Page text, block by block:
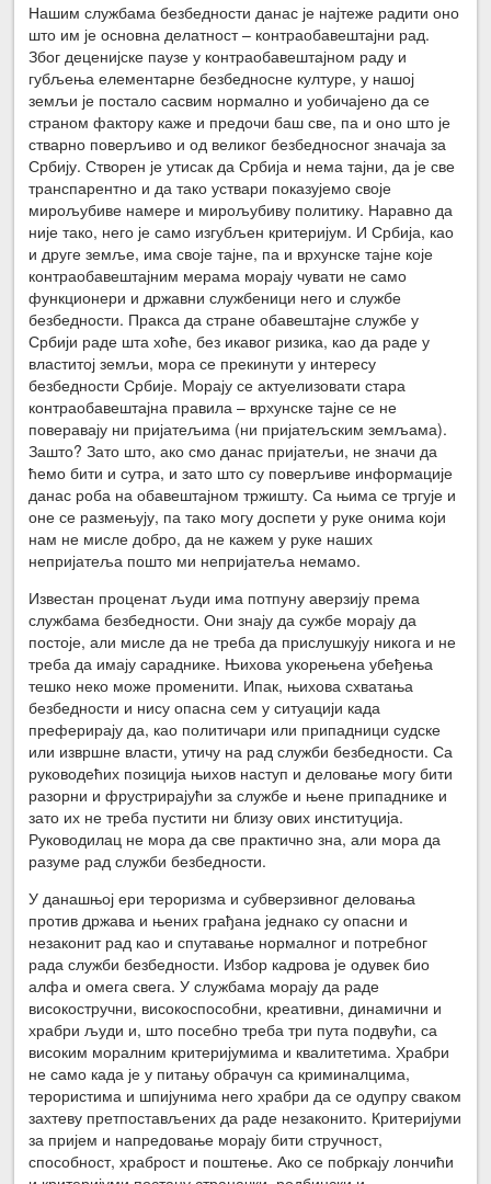
Нашим службама безбедности данас је најтеже радити оно
што им је основна делатност – контраобавештајни рад.
Због деценијске паузе у контраобавештајном раду и
губљења елементарне безбедносне културе, у нашој
земљи је постало сасвим нормално и уобичајено да се
страном фактору каже и предочи баш све, па и оно што је
стварно поверљиво и од великог безбедносног значаја за
Србију. Створен је утисак да Србија и нема тајни, да је све
транспарентно и да тако уствари показујемо своје
мирољубиве намере и мирољубиву политику. Наравно да
није тако, него је само изгубљен критеријум. И Србија, као
и друге земље, има своје тајне, па и врхунске тајне које
контраобавештајним мерама морају чувати не само
функционери и државни службеници него и службе
безбедности. Пракса да стране обавештајне службе у
Србији раде шта хоће, без икавог ризика, као да раде у
властитој земљи, мора се прекинути у интересу
безбедности Србије. Морају се актуелизовати стара
контраобавештајна правила – врхунске тајне се не
поверавају ни пријатељима (ни пријатељским земљама).
Зашто? Зато што, ако смо данас пријатељи, не значи да
ћемо бити и сутра, и зато што су поверљиве информације
данас роба на обавештајном тржишту. Са њима се тргује и
оне се размењују, па тако могу доспети у руке онима који
нам не мисле добро, да не кажем у руке наших
непријатеља пошто ми непријатеља немамо.
Известан проценат људи има потпуну аверзију према
службама безбедности. Они знају да сужбе морају да
постоје, али мисле да не треба да прислушкују никога и не
треба да имају сараднике. Њихова укорењена убеђења
тешко неко може променити. Ипак, њихова схватања
безбедности и нису опасна сем у ситуацији када
преферирају да, као политичари или припадници судске
или извршне власти, утичу на рад служби безбедности. Са
руководећих позиција њихов наступ и деловање могу бити
разорни и фрустрирајући за службе и њене припаднике и
зато их не треба пустити ни близу ових институција.
Руководилац не мора да све практично зна, али мора да
разуме рад служби безбедности.
У данашњој ери тероризма и субверзивног деловања
против држава и њених грађана једнако су опасни и
незаконит рад као и спутавање нормалног и потребног
рада служби безбедности. Избор кадрова је одувек био
алфа и омега свега. У службама морају да раде
високостручни, високоспособни, креативни, динамични и
храбри људи и, што посебно треба три пута подвући, са
високим моралним критеријумима и квалитетима. Храбри
не само када је у питању обрачун са криминалцима,
терористима и шпијунима него храбри да се одупру сваком
захтеву претпостављених да раде незаконито. Критеријуми
за пријем и напредовање морају бити стручност,
способност, храброст и поштење. Ако се побркају лончићи